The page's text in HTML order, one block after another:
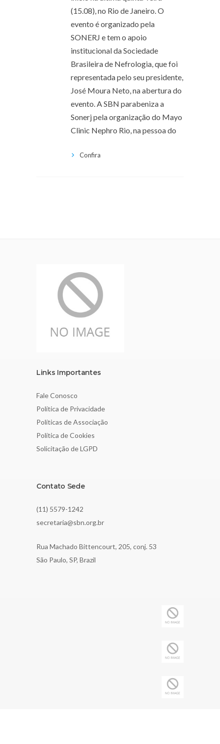
(15.08), no Rio de Janeiro. O
evento é organizado pela
SONERJ e tem o apoio
institucional da Sociedade
Brasileira de Nefrologia, que foi
representada pelo seu presidente,
José Moura Neto, na abertura do
evento. A SBN parabeniza a
Sonerj pela organização do Mayo
Clinic Nephro Rio, na pessoa do
Confira
Links Importantes
Fale Conosco
Política de Privacidade
Políticas de Associação
Política de Cookies
Solicitação de LGPD
Contato Sede
(11) 5579-1242
secretaria@sbn.org.br
Rua Machado Bittencourt, 205, conj. 53
São Paulo, SP, Brazil